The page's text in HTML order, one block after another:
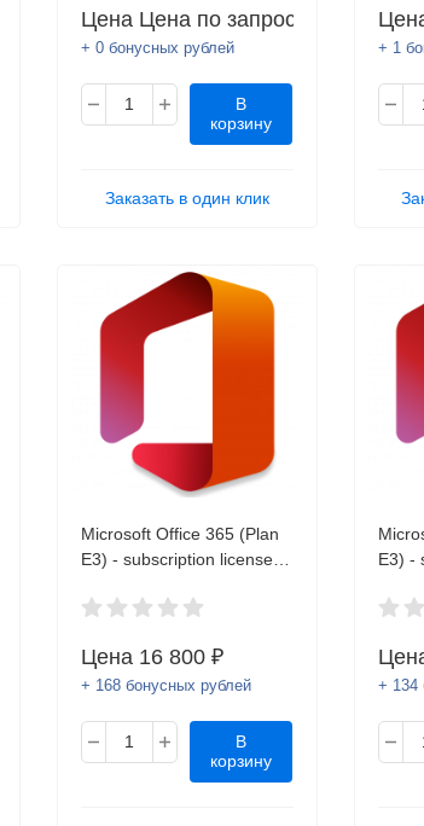
Цена Цена по запросу
+ 0 бонусных рублей
В
корзину
Заказать в один клик
+ 1
Microsoft Office 365 (Plan
E3) - subscription license
00009 OVL ESD (ключ)
Цена 16 800 ₽
+ 168 бонусных рублей
В
корзину
E3) -
+ 134